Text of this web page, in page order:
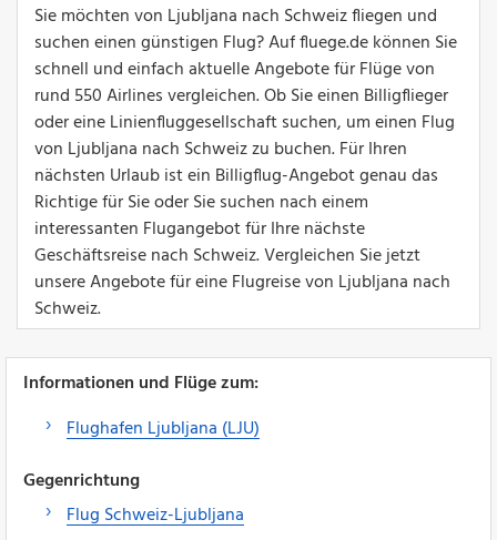
Sie möchten von Ljubljana nach Schweiz fliegen und
suchen einen günstigen Flug? Auf fluege.de können Sie
schnell und einfach aktuelle Angebote für Flüge von
rund 550 Airlines vergleichen. Ob Sie einen Billigflieger
oder eine Linienfluggesellschaft suchen, um einen Flug
von Ljubljana nach Schweiz zu buchen. Für Ihren
nächsten Urlaub ist ein Billigflug-Angebot genau das
Richtige für Sie oder Sie suchen nach einem
interessanten Flugangebot für Ihre nächste
Geschäftsreise nach Schweiz. Vergleichen Sie jetzt
unsere Angebote für eine Flugreise von Ljubljana nach
Schweiz.
Informationen und Flüge zum:
Flughafen Ljubljana (LJU)
Gegenrichtung
Flug Schweiz-Ljubljana